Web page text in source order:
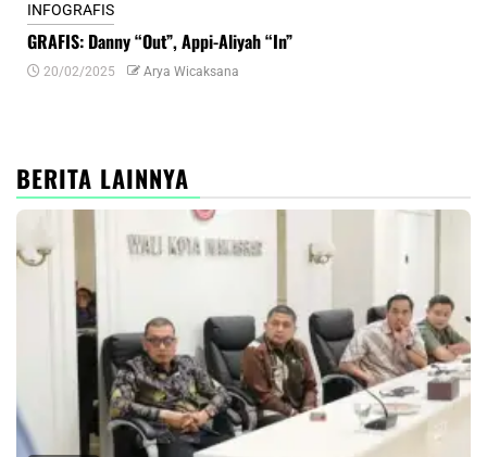
INFOGRAFIS
GRAFIS: Danny “Out”, Appi-Aliyah “In”
20/02/2025 Arya Wicaksana
BERITA LAINNYA